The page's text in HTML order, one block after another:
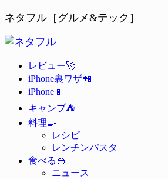
ネタフル［グルメ&テック］
レビュー🚀
iPhone裏ワザ📲
iPhone 📱
キャンプ⛺
料理🍳
レシピ
レンチンパスタ
食べる 🥣
ニュース